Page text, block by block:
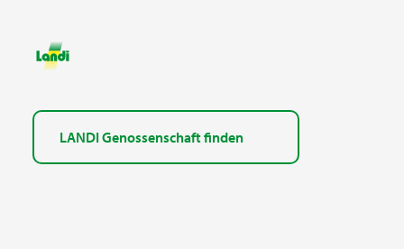
LANDI Genossenschaft finden